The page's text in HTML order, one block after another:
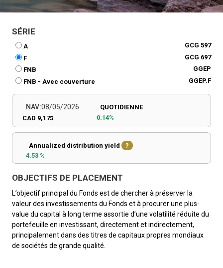
SÉRIE
A
GCG 597
F
GCG 697
FNB
GGEP
FNB - Avec couverture
GGEP.F
NAV:08/05/2026
CAD 9,17$
QUOTIDIENNE
0.14%
Annualized distribution yield
?
4.53 %
OBJECTIFS DE PLACEMENT
L’objectif principal du Fonds est de chercher à préserver la
valeur des investissements du Fonds et à procurer une plus-
value du capital à long terme assortie d’une volatilité réduite du
portefeuille en investissant, directement et indirectement,
principalement dans des titres de capitaux propres mondiaux
de sociétés de grande qualité.